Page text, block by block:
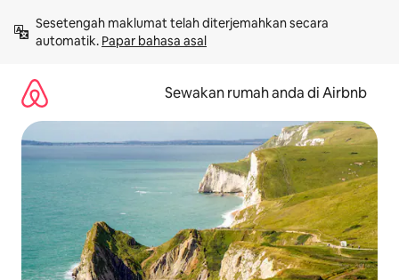
kandungan
Sesetengah maklumat telah diterjemahkan secara
automatik. Papar bahasa asal
Sewakan rumah anda di Airbnb